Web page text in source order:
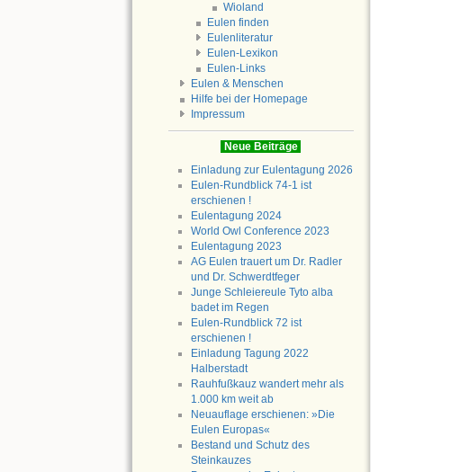
Wioland
Eulen finden
Eulenliteratur
Eulen-Lexikon
Eulen-Links
Eulen & Menschen
Hilfe bei der Homepage
Impressum
Neue Beiträge
Einladung zur Eulentagung 2026
Eulen-Rundblick 74-1 ist
erschienen !
Eulentagung 2024
World Owl Conference 2023
Eulentagung 2023
AG Eulen trauert um Dr. Radler
und Dr. Schwerdtfeger
Junge Schleiereule Tyto alba
badet im Regen
Eulen-Rundblick 72 ist
erschienen !
Einladung Tagung 2022
Halberstadt
Rauhfußkauz wandert mehr als
1.000 km weit ab
Neuauflage erschienen: »Die
Eulen Europas«
Bestand und Schutz des
Steinkauzes